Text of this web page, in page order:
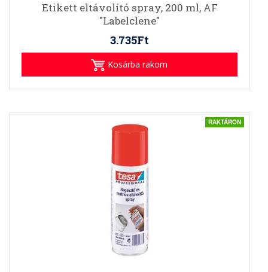
Etikett eltávolító spray, 200 ml, AF
"Labelclene"
3.735Ft
Kosárba rakom
RAKTÁRON